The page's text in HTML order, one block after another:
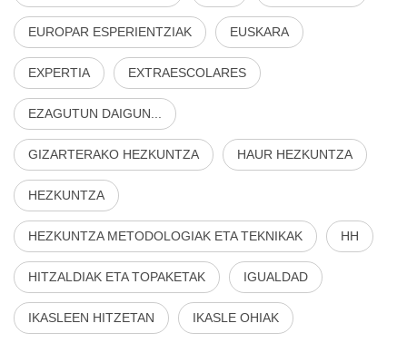
EUROPAR ESPERIENTZIAK EUSKARA
EXPERTIA EXTRAESCOLARES
EZAGUTUN DAIGUN...
GIZARTERAKO HEZKUNTZA HAUR HEZKUNTZA
HEZKUNTZA
HEZKUNTZA METODOLOGIAK ETA TEKNIKAK HH
HITZALDIAK ETA TOPAKETAK IGUALDAD
IKASLEEN HITZETAN IKASLE OHIAK